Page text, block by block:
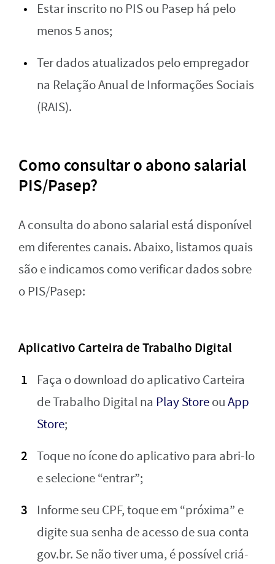
Estar inscrito no PIS ou Pasep há pelo
menos 5 anos;
Ter dados atualizados pelo empregador
na Relação Anual de Informações Sociais
(RAIS).
Como consultar o abono salarial
PIS/Pasep?
A consulta do abono salarial está disponível
em diferentes canais. Abaixo, listamos quais
são e indicamos como verificar dados sobre
o PIS/Pasep:
Aplicativo Carteira de Trabalho Digital
Faça o download do aplicativo Carteira
de Trabalho Digital na Play StoreouApp
Store;
Toque no ícone do aplicativo para abri-lo
e selecione “entrar”;
Informe seu CPF, toque em “próxima” e
digite sua senha de acesso de sua conta
gov.br. Se não tiver uma, é possível criá-